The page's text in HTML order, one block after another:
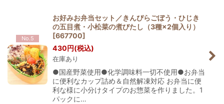
No.5
お好みお弁当セット／きんぴらごぼう・ひじき
の五目煮・小松菜の煮びたし（3種×2個入り）
[667700]
430円(税込)
在庫あり
●国産野菜使用●化学調味料一切不使用●お弁当
に便利なカップ詰め＆自然解凍対応 お弁当に便
利な様に小分けタイプのお惣菜を作りました。1
パックに…